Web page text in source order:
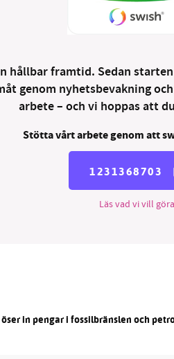
hållbar framtid. Sedan
genom nyhetsbevakning
arbete – och vi hoppas att
Stötta vårt arbete genom att
1231368703
Läs vad vi vill göra
in pengar i fossilbränslen och